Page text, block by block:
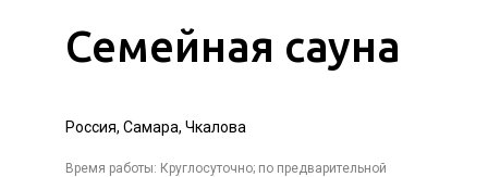
Семейная сауна
Россия, Самара, Чкалова
Время работы: Круглосуточно; по предварительной